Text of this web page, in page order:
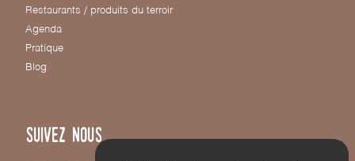
Restaurants / produits du terroir
Agenda
Pratique
Blog
Suivez nous